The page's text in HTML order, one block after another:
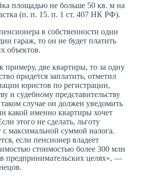
площадью не больше 50 кв. м на
(п. п. 15. п. 1 ст. 407 НК РФ).
в собственности один
гараж, то он не будет платить
объектов.
примеру, две квартиры, то за одну
придется заплатить, отметил
юристов по регистрации,
и судебному представительству
случае он должен уведомить
какой именно квартиры хочет
этого не сделать, льготу
с максимальной суммой налога.
если пенсионер владеет
стоимостью более 300 млн
предпринимательских целях», —